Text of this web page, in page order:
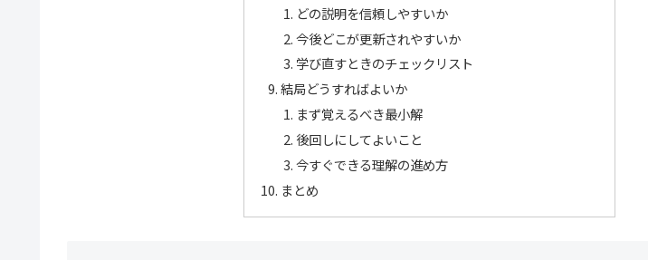
どの説明を信頼しやすいか
今後どこが更新されやすいか
学び直すときのチェックリスト
結局どうすればよいか
まず覚えるべき最小解
後回しにしてよいこと
今すぐできる理解の進め方
まとめ